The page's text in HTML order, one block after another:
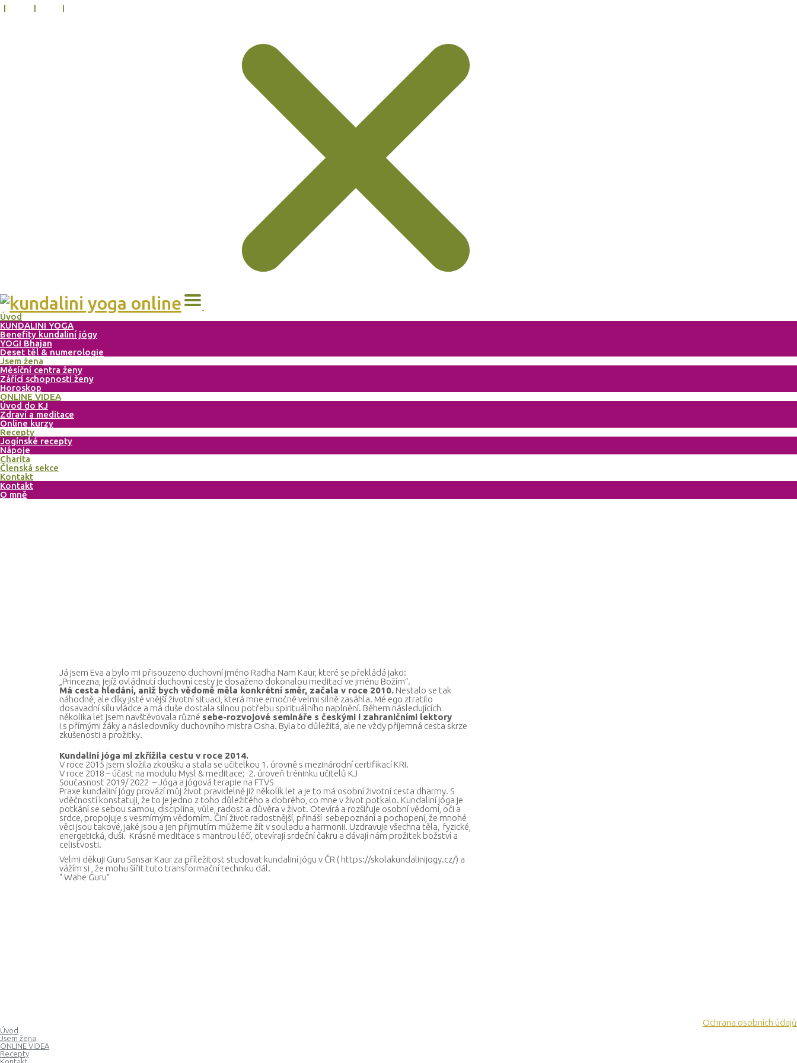
Úvod
KUNDALINI YOGA
Benefity kundaliní jógy
YOGI Bhajan
Deset těl & numerologie
Jsem žena
Měsíční centra ženy
Zářící schopnosti ženy
Horoskop
ONLINE VIDEA
Úvod do KJ
Zdraví a meditace
Online kurzy
Recepty
Jogínské recepty
Nápoje
Charita
Členská sekce
Kontakt
Kontakt
O mně
Já jsem Eva a bylo mi přisouzeno duchovní jméno Radha Nam Kaur, které se překládá jako:
„Princezna, jejíž ovládnutí duchovní cesty je dosaženo dokonalou meditací ve jménu Božím“.
Má cesta hledání, aniž bych vědomě měla konkrétní směr, začala v roce 2010. Nestalo se tak
náhodně, ale díky jisté vnější životní situaci, která mne emočně velmi silně zasáhla. Mé ego ztratilo
dosavadní sílu vládce a má duše dostala silnou potřebu spirituálního naplnění. Během následujících
několika let jsem navštěvovala různé sebe-rozvojové semináře s českými i zahraničními lektory
i s přímými žáky a následovníky duchovního mistra Osha. Byla to důležitá, ale ne vždy příjemná cesta skrze
zkušenosti a prožitky.
Kundaliní jóga mi zkřížila cestu v roce 2014.
V roce 2015 jsem složila zkoušku a stala se učitelkou 1. úrovně s mezinárodní certifikací KRI.
V roce 2018 – účast na modulu Mysl & meditace; 2. úroveň tréninku učitelů KJ
Současnost 2019/ 2022 – Jóga a jógová terapie na FTVS
Praxe kundaliní jógy provází můj život pravidelně již několik let a je to má osobní životní cesta dharmy. S
vděčností konstatuji, že to je jedno z toho důležitého a dobrého, co mne v život potkalo. Kundaliní jóga je
potkání se sebou samou, disciplína, vůle, radost a důvěra v život. Otevírá a rozšiřuje osobní vědomí, oči a
srdce, propojuje s vesmírným vědomím. Činí život radostnější, přináší sebepoznání a pochopení, že mnohé
věci jsou takové, jaké jsou a jen přijmutím můžeme žít v souladu a harmonii. Uzdravuje všechna těla, fyzické,
energetická, duši. Krásné meditace s mantrou léčí, otevírají srdeční čakru a dávají nám prožitek božství a
celistvosti.
Velmi děkuji Guru Sansar Kaur za příležitost studovat kundaliní jógu v ČR ( https://skolakundalinijogy.cz/) a
vážím si , že mohu šířit tuto transformační techniku dál.
“ Wahe Guru“
Ochrana osobních údajů
Úvod
Jsem žena
ONLINE VIDEA
Recepty
Kontakt